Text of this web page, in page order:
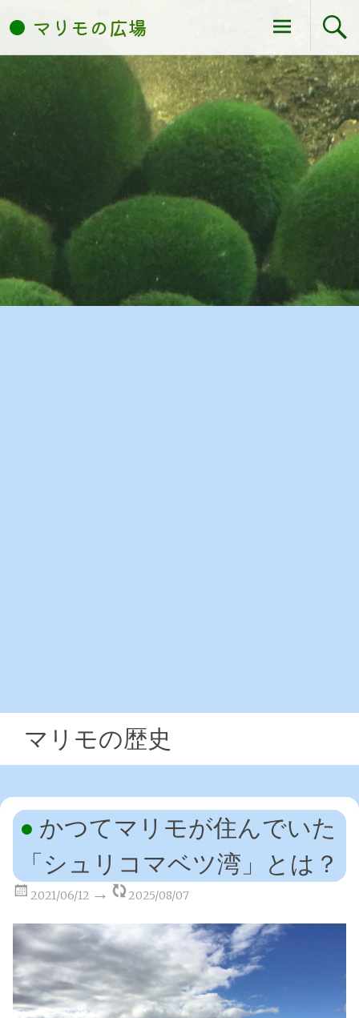
ン
マリモの広場
マリモの歴史
かつてマリモが住んでいた
「シュリコマベツ湾」とは？
2021/06/12 2025/08/07